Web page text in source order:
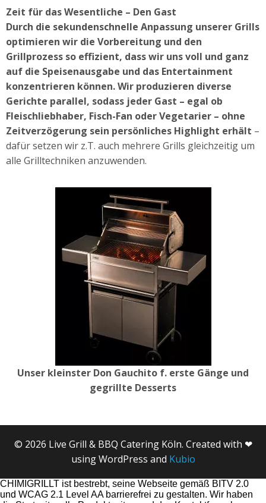
Zeit für das Wesentliche – Den Gast
Durch die sekundenschnelle Anpassung unserer Grills
optimieren wir die Vorbereitung und den
Grillprozess so effizient, dass wir uns voll und ganz
auf die Speisenausgabe und das Entertainment
konzentrieren können. Wir produzieren diverse
Gerichte parallel, sodass jeder Gast – egal ob
Fleischliebhaber, Fisch-Fan oder Vegetarier – ohne
Zeitverzögerung sein persönliches Highlight erhält –
dafür setzen wir z.T. auch mehrere Grills gleichzeitig um
alle Grilltechniken anzuwenden.
Unser kleinster Don Gauchito f. erste Gänge und
gegrillte Desserts
© 2026 Live Grill & BBQ Catering Köln. Created with ❤
using WordPress and Kubio
CHIMIGRILLT ist bestrebt, seine Webseite gemäß BITV 2.0
und WCAG 2.1 Level AA barrierefrei zu gestalten. Wir haben